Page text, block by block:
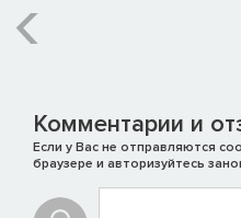
Комментарии и
Если у Вас не отправляются
браузере и авторизуйтесь